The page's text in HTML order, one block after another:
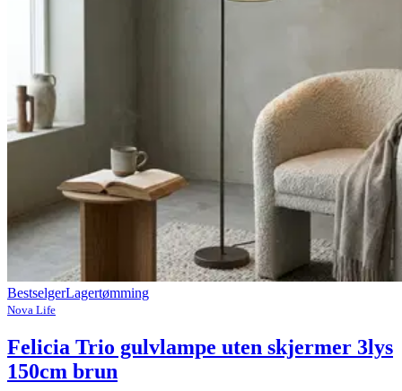
BestselgerLagertømming
Nova Life
Felicia Trio gulvlampe uten skjermer 3lys
150cm brun